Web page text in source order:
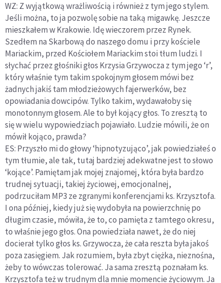
WZ: Z wyjątkową wrażliwością i również z tym jego stylem.
Jeśli można, to ja pozwolę sobie na taką migawkę. Jeszcze
mieszkałem w Krakowie. Idę wieczorem przez Rynek.
Szedłem na Skarbową do naszego domu i przy kościele
Mariackim, przed Kościołem Mariackim stoi tłum ludzi. I
słychać przez głośniki głos Krzysia Grzywocza z tym jego ‘r’,
który właśnie tym takim spokojnym głosem mówi bez
żadnych jakiś tam młodzieżowych fajerwerków, bez
opowiadania dowcipów. Tylko takim, wydawałoby się
monotonnym głosem. Ale to był kojący głos. To zresztą to
się w wielu wypowiedziach pojawiało. Ludzie mówili, że on
mówił kojąco, prawda?
ES: Przyszło mi do głowy ‘hipnotyzująco’, jak powiedziałeś o
tym tłumie, ale tak, tutaj bardziej adekwatne jest to słowo
‘kojące’. Pamiętam jak mojej znajomej, która była bardzo
trudnej sytuacji, takiej życiowej, emocjonalnej,
podrzuciłam MP3 ze zgranymi konferencjami ks. Krzysztofa.
I ona później, kiedy już się wydobyła na powierzchnię po
długim czasie, mówiła, że to, co pamięta z tamtego okresu,
to właśnie jego głos. Ona powiedziała nawet, że do niej
docierał tylko głos ks. Grzywocza, że cała reszta była jakoś
poza zasięgiem. Jak rozumiem, była zbyt ciężka, nieznośna,
żeby to wówczas tolerować. Ja sama zresztą poznałam ks.
Krzysztofa też w trudnym dla mnie momencie życiowym. Ja